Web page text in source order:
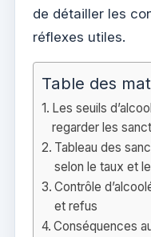
de détailler les
réflexes utiles.
Table des
Les seuils
regarder les
Tableau des
selon le taux et
Contrôle
et refus
Conséquences